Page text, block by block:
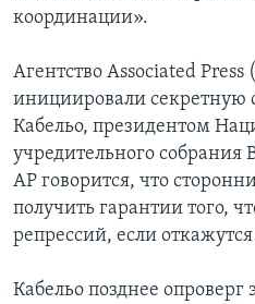
координации».
Агентство Associated
инициировали секретную
Кабельо, президентом
учредительного
AP говорится, что
получить гарантии того,
репрессий, если откажутся
Кабельо позднее